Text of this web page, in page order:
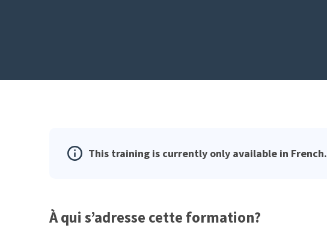
This training is currently only available in French.
À qui s’adresse cette formation?